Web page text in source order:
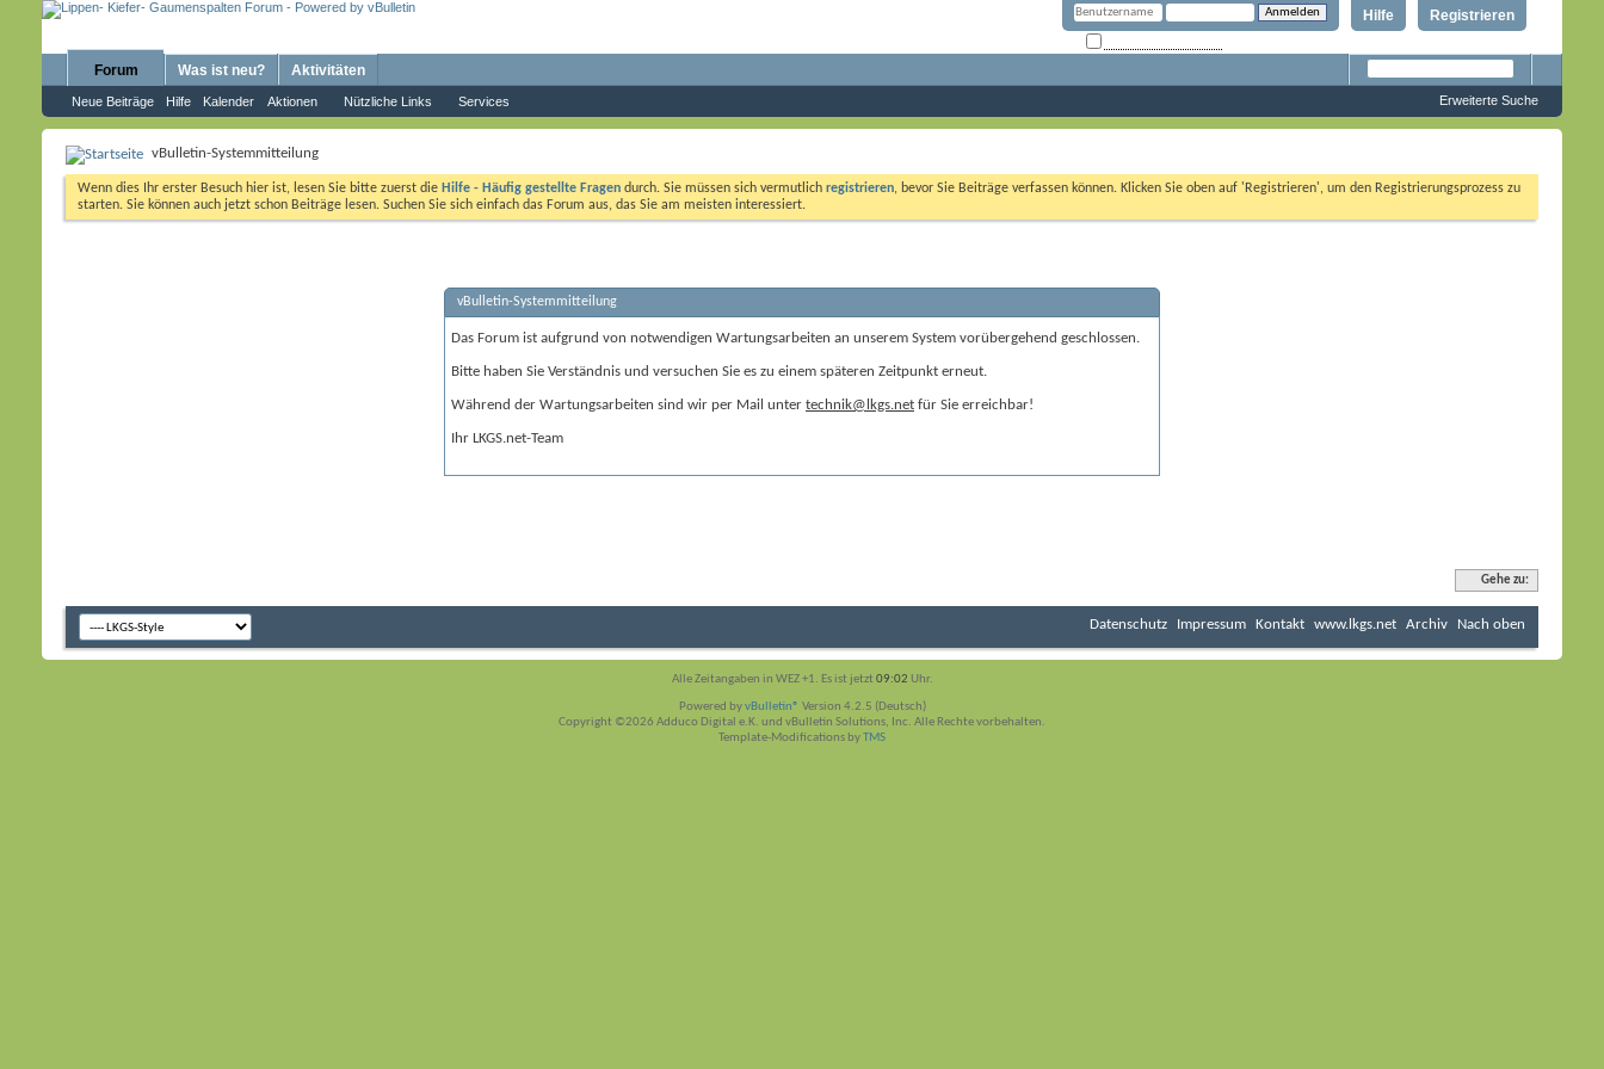
Registrieren
Hilfe
Forum
Neue Beiträge Hilfe Kalender Aktionen Nützliche Links Services
Was ist neu? Aktivitäten
Erweiterte Suche
vBulletin-Systemmitteilung
Wenn dies Ihr erster Besuch hier ist, lesen Sie bitte zuerst die Hilfe - Häufig gestellte Fragen durch. Sie müssen sich vermutlich registrieren, bevor Sie Beiträge verfassen können. Klicken Sie oben auf 'Registrieren', um den Registrierungsprozess zu
starten. Sie können auch jetzt schon Beiträge lesen. Suchen Sie sich einfach das Forum aus, das Sie am meisten interessiert.
vBulletin-Systemmitteilung
Das Forum ist aufgrund von notwendigen Wartungsarbeiten an unserem System vorübergehend geschlossen.
Bitte haben Sie Verständnis und versuchen Sie es zu einem späteren Zeitpunkt erneut.
Während der Wartungsarbeiten sind wir per Mail unter technik@lkgs.net für Sie erreichbar!
Ihr LKGS.net-Team
Gehe zu:
Datenschutz Impressum Kontakt www.lkgs.net Archiv Nach oben
Alle Zeitangaben in WEZ +1. Es ist jetzt09:02 Uhr.
Powered byvBulletin® Version 4.2.5 (Deutsch)
Copyright ©2026 Adduco Digital e.K. und vBulletin Solutions, Inc. Alle Rechte vorbehalten.
Template-Modifications byTMS